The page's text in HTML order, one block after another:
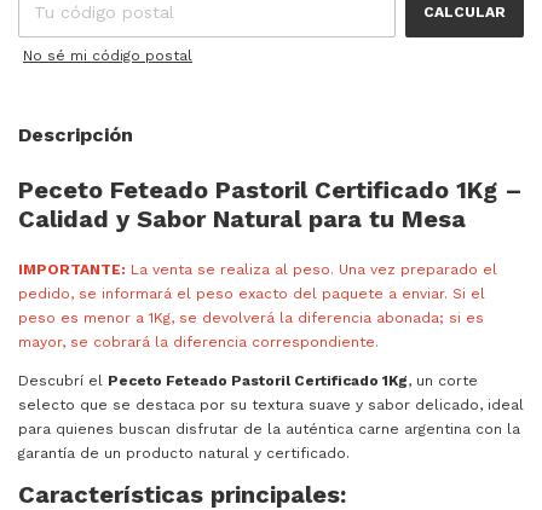
CALCULAR
No sé mi código postal
Descripción
Peceto Feteado Pastoril Certificado 1Kg –
Calidad y Sabor Natural para tu Mesa
IMPORTANTE: La venta se realiza al peso. Una vez preparado el
pedido, se informará el peso exacto del paquete a enviar. Si el
peso es menor a 1Kg, se devolverá la diferencia abonada; si es
mayor, se cobrará la diferencia correspondiente.
Descubrí el Peceto Feteado Pastoril Certificado 1Kg, un corte
selecto que se destaca por su textura suave y sabor delicado, ideal
para quienes buscan disfrutar de la auténtica carne argentina con la
garantía de un producto natural y certificado.
Características principales: